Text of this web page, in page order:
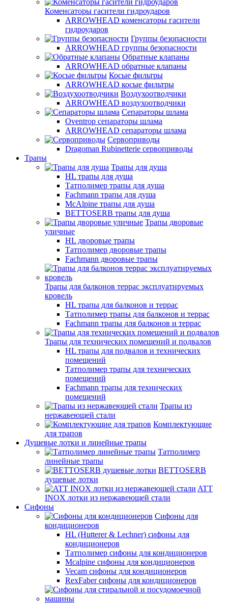
Коменсаторы гасители гидроударов
ARROWHEAD коменсаторы гасители
гидроударов
Группы безопасности
ARROWHEAD группы безопасности
Обратные клапаны
ARROWHEAD обратные клапаны
Косые фильтры
ARROWHEAD косые фильтры
Воздухоотводчики
ARROWHEAD воздухоотводчики
Сепараторы шлама
Oventrop cепараторы шлама
ARROWHEAD сепараторы шлама
Сервоприводы
Dragoman Rubinetterie сервоприводы
Трапы
Трапы для душа
HL трапы для душа
Татполимер трапы для душа
Fachmann трапы для душа
McAlpine трапы для душа
BETTOSERB трапы для душа
Трапы дворовые
уличные
HL дворовые трапы
Татполимер дворовые трапы
Fachmann дворовые трапы
Трапы для балконов террас эксплуатируемых
кровель
HL трапы для балконов и террас
Татполимер трапы для балконов и террас
Fachmann трапы для балконов и террас
Трапы для технических помещений и подвалов
HL трапы для подвалов и технических
помещений
Татполимер трапы для технических
помещений
Fachmann трапы для технических
помещений
Трапы из
нержавеющей стали
Комплектующие
для трапов
Душевые лотки и линейные трапы
Татполимер
линейные трапы
BETTOSERB
душевые лотки
ATT
INOX лотки из нержавеющей стали
Сифоны
Сифоны для
кондиционеров
HL (Hutterer & Lechner) сифоны для
кондиционеров
Татполимер сифоны для кондиционеров
Mcalpine сифоны для кондиционеров
Vecam сифоны для кондиционеров
RexFaber сифоны для кондиционеров